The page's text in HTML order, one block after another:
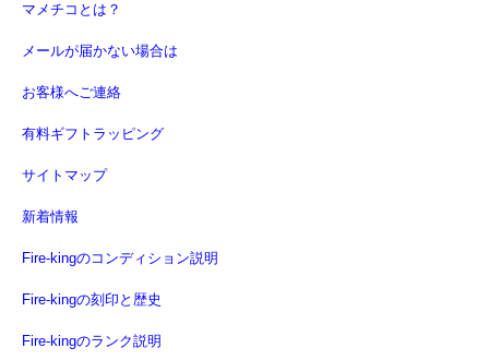
マメチコとは？
メールが届かない場合は
お客様へご連絡
有料ギフトラッピング
サイトマップ
新着情報
Fire-kingのコンディション説明
Fire-kingの刻印と歴史
Fire-kingのランク説明